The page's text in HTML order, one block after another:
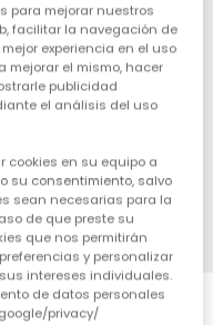
4
punt blanc
para mejorar nuestros
facilitar la navegación de
experiencia en el uso
mejorar el mismo, hacer
publicidad
el análisis del uso
cookies en su equipo a
su consentimiento, salvo
sean necesarias para la
de que preste su
que nos permitirán
y personalizar
intereses individuales.
de datos personales
privacy/